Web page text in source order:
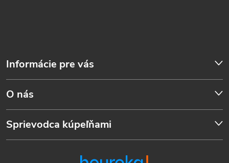
Informácie pre vás
O nás
Sprievodca kúpeľňami